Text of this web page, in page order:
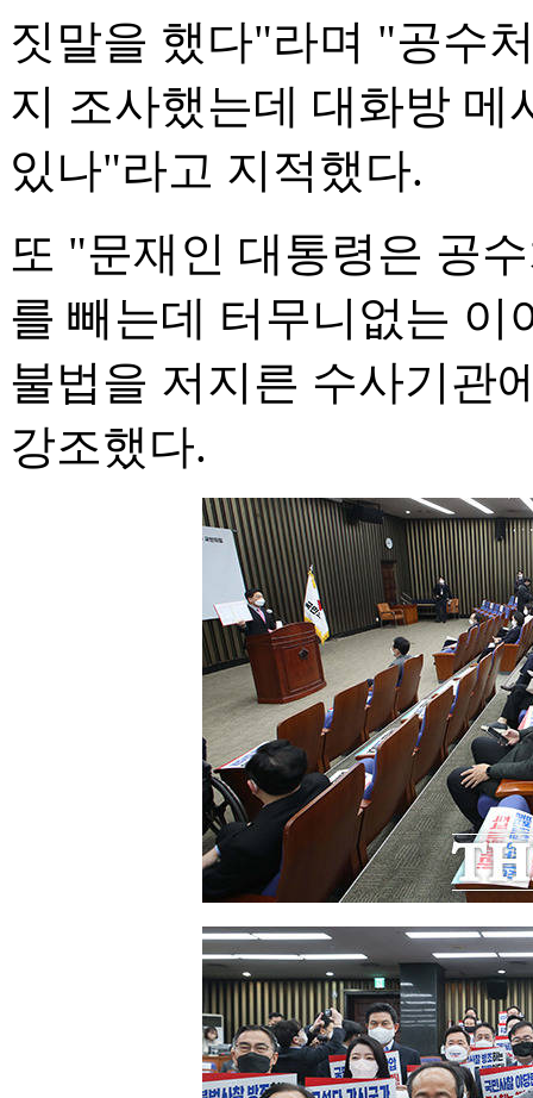
짓말을 했다"라며 "공수
지 조사했는데 대화방 메
있나"라고 지적했다.
또 "문재인 대통령은 공
를 빼는데 터무니없는
불법을 저지른 수사기관
강조했다.